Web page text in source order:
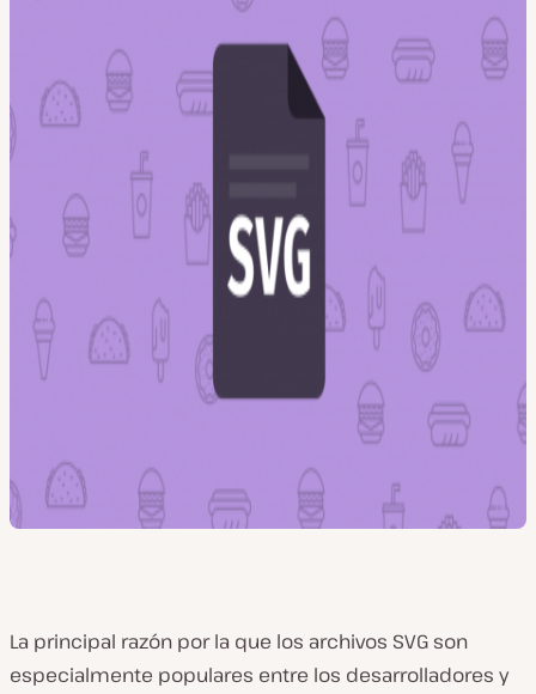
La principal razón por la que los archivos SVG son
especialmente populares entre los desarrolladores y